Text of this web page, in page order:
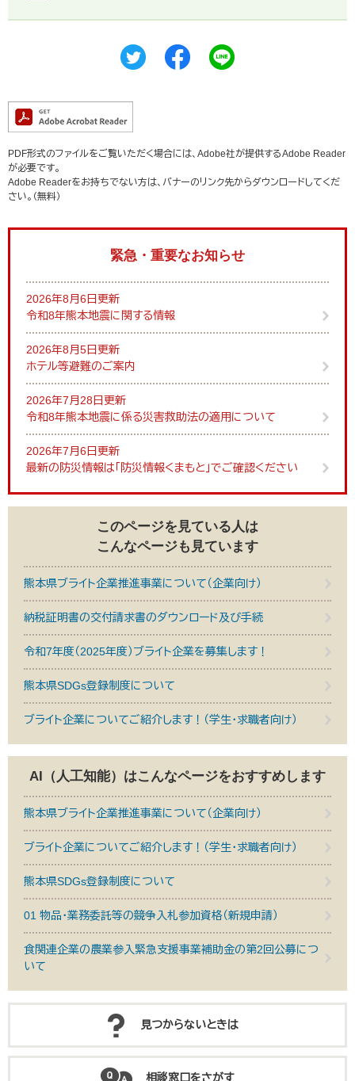
PDF形式のファイルをご覧いただく場合には、Adobe社が提供するAdobe Reader
が必要です。
Adobe Readerをお持ちでない方は、バナーのリンク先からダウンロードしてくだ
さい。（無料）
緊急・重要なお知らせ
2026年8月6日更新
令和8年熊本地震に関する情報
2026年8月5日更新
ホテル等避難のご案内
2026年7月28日更新
令和8年熊本地震に係る災害救助法の適用について
2026年7月6日更新
最新の防災情報は「防災情報くまもと」でご確認ください
このページを見ている人は
こんなページも見ています
熊本県ブライト企業推進事業について（企業向け）
納税証明書の交付請求書のダウンロード及び手続
令和7年度（2025年度）ブライト企業を募集します！
熊本県SDGs登録制度について
ブライト企業についてご紹介します！（学生・求職者向け）
AI（人工知能）はこんなページをおすすめします
熊本県ブライト企業推進事業について（企業向け）
ブライト企業についてご紹介します！（学生・求職者向け）
熊本県SDGs登録制度について
01 物品・業務委託等の競争入札参加資格（新規申請）
食関連企業の農業参入緊急支援事業補助金の第2回公募につ
いて
見つからないときは
相談窓口をさがす